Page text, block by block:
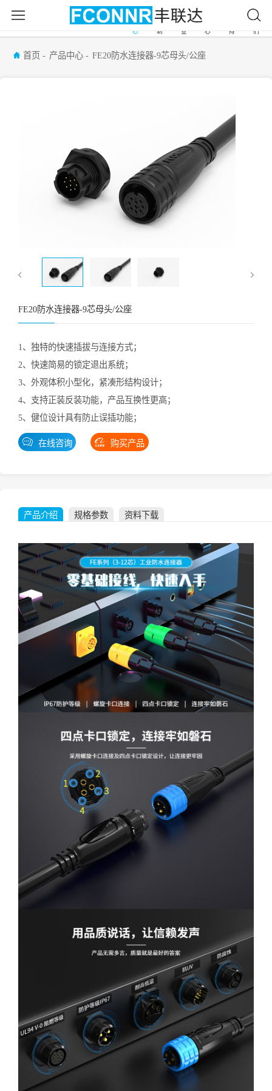
首
页
产
品
中
心
由
定
制
用
行
业
心
持
于
我
们
首页 产品中心 FE20防水连接器-9芯母头/公座
FE20防水连接器-9芯母头/公座
1、独特的快速插拔与连接方式；
2、快速简易的锁定退出系统；
3、外观体积小型化，紧凑形结构设计；
4、支持正装反装功能，产品互换性更高；
5、健位设计具有防止误插功能；
在线咨询 购买产品
产品介绍 规格参数 资料下载